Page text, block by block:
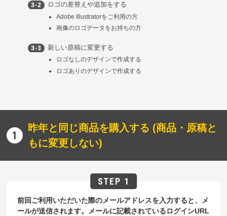
ロゴの差替えや追加をする
Adobe Illustratorをご利用の方
画像のロゴデータをお持ちの方
新しい原稿に変更する
ロゴなしのデザインで作成する
ロゴありのデザインで作成する
昨年と同じ商品を購入する (商品・原稿と
もに変更しない)
前回ご利用いただいた際のメールアドレスを入力すると、メ
ールが送信されます。メールに記載されているログインURL